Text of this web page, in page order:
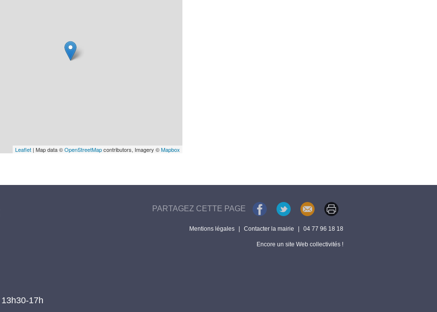
Leaflet | Map data ©OpenStreetMapcontributors, Imagery ©Mapbox
17h
PARTAGEZ CETTE PAGE
Mentions légales Contacter la mairie 04 77 96 18 18
Encore un site Web collectivités !